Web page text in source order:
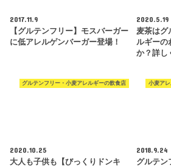
2017.11.9
【グルテンフリー】モスバーガー
に低アレルゲンバーガー登場！
2020.5.19
麦茶はグ
ルギーの
か？詳
グルテンフリー・小麦アレルギーの飲食店
2020.10.25
大人も子供も【びっくりドンキ
小麦ア
2018.9.24
グルテン